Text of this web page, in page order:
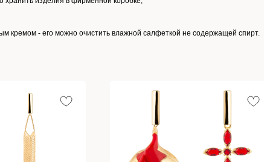
кремом - его можно очистить влажной салфеткой не содержащей спирт.